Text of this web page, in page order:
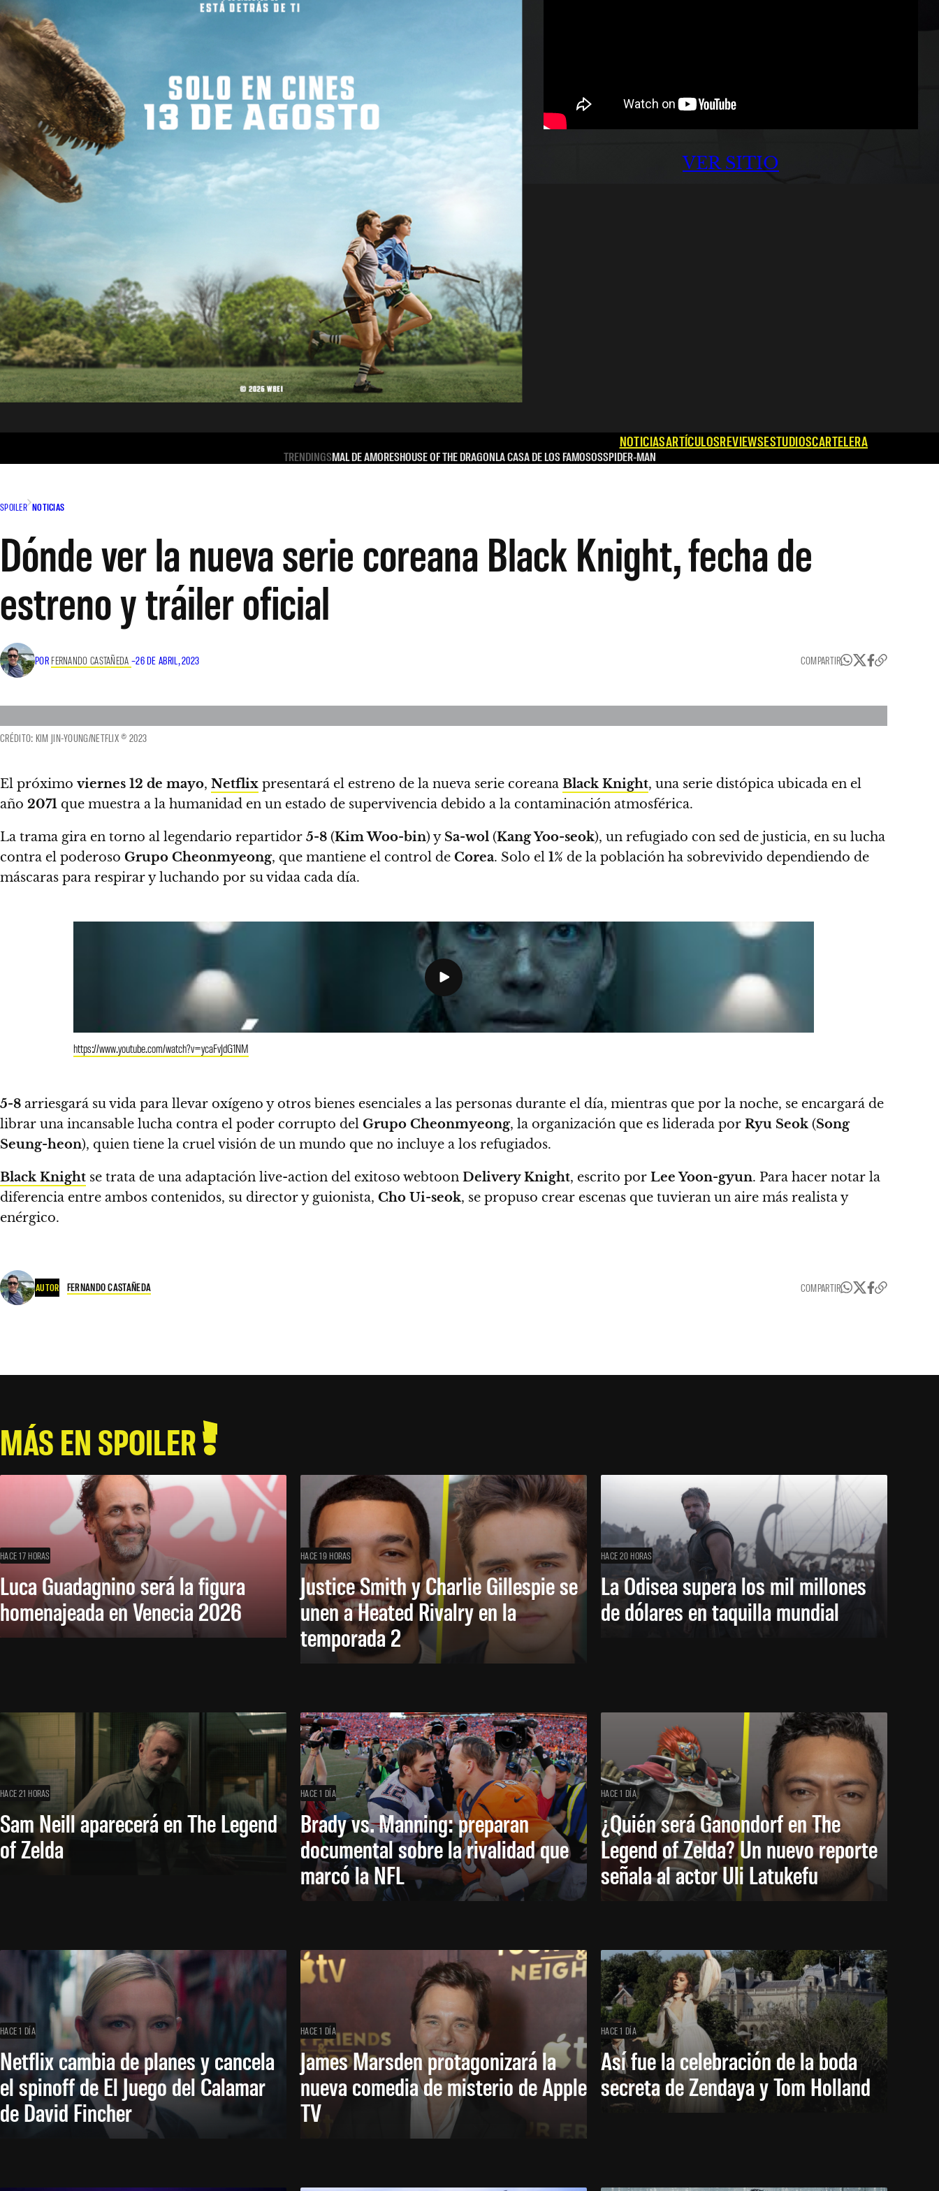
VER SITIO
NOTICIASARTÍCULOSREVIEWSESTUDIOSCARTELERA
TRENDINGSMAL DE AMORESHOUSE OF THE DRAGONLA CASA DE LOS FAMOSOSSPIDER-MAN
SPOILER NOTICIAS
Dónde ver la nueva serie coreana Black Knight, fecha de
estreno y tráiler oficial
POR FERNANDO CASTAÑEDA –26 DE ABRIL, 2023 COMPARTIR
CRÉDITO: KIM JIN-YOUNG/NETFLIX © 2023
El próximo viernes 12 de mayo, Netflix presentará el estreno de la nueva serie coreana Black Knight, una serie distópica ubicada en el
año 2071 que muestra a la humanidad en un estado de supervivencia debido a la contaminación atmosférica.
La trama gira en torno al legendario repartidor 5-8 (Kim Woo-bin) y Sa-wol (Kang Yoo-seok), un refugiado con sed de justicia, en su lucha
contra el poderoso Grupo Cheonmyeong, que mantiene el control de Corea. Solo el 1% de la población ha sobrevivido dependiendo de
máscaras para respirar y luchando por su vidaa cada día.
https://www.youtube.com/watch?v=ycaFvJdG1NM
5-8 arriesgará su vida para llevar oxígeno y otros bienes esenciales a las personas durante el día, mientras que por la noche, se encargará de
librar una incansable lucha contra el poder corrupto del Grupo Cheonmyeong, la organización que es liderada por Ryu Seok (Song
Seung-heon), quien tiene la cruel visión de un mundo que no incluye a los refugiados.
Black Knight se trata de una adaptación live-action del exitoso webtoon Delivery Knight, escrito por Lee Yoon-gyun. Para hacer notar la
diferencia entre ambos contenidos, su director y guionista, Cho Ui-seok, se propuso crear escenas que tuvieran un aire más realista y
enérgico.
AUTOR FERNANDO CASTAÑEDA COMPARTIR
MÁS EN SPOILER
HACE 17 HORAS
Luca Guadagnino será la figura
homenajeada en Venecia 2026
HACE 19 HORAS
Justice Smith y Charlie Gillespie se
unen a Heated Rivalry en la
temporada 2
HACE 20 HORAS
La Odisea supera los mil millones
de dólares en taquilla mundial
HACE 21 HORAS
Sam Neill aparecerá en The Legend
of Zelda
HACE 1 DÍA
Brady vs. Manning: preparan
documental sobre la rivalidad que
marcó la NFL
HACE 1 DÍA
¿Quién será Ganondorf en The
Legend of Zelda? Un nuevo reporte
señala al actor Uli Latukefu
HACE 1 DÍA
Netflix cambia de planes y cancela
el spinoff de El Juego del Calamar
de David Fincher
HACE 1 DÍA
James Marsden protagonizará la
nueva comedia de misterio de Apple
TV
HACE 1 DÍA
Así fue la celebración de la boda
secreta de Zendaya y Tom Holland